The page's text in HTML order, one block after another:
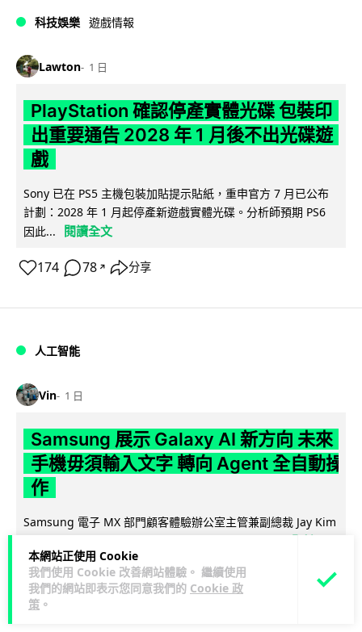
本網站正使用 Cookie
我們使用 Cookie 改善網站體驗。 繼續使用
我們的網站即表示您同意我們的 Cookie 政
策 。
科技娛樂 遊戲情報
Lawton 1 日
PlayStation 確認停產實體光碟 包裝印
出重要通告 2028 年 1 月後不出光碟遊
戲
Sony 已在 PS5 主機包裝加貼提示貼紙，重申官方 7 月已公布
計劃：2028 年 1 月起停產新遊戲實體光碟。分析師預期 PS6
因此...
閱讀全文
174 78 ↗ 分享
人工智能
Vin 1 日
Samsung 展示 Galaxy AI 新方向 未來
手機毋須輸入文字 轉向 Agent 全自動操
作
Samsung 電子 MX 部門顧客體驗辦公室主管兼副總裁 Jay Kim
文
29 4↗ 分享